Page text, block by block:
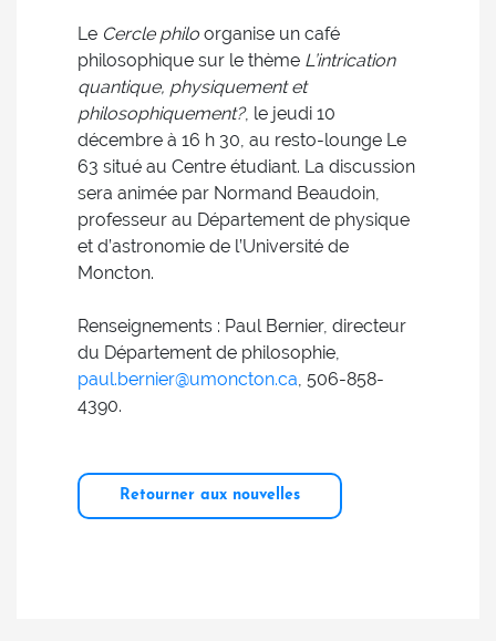
Le Cercle philo organise un café
philosophique sur le thème L’intrication
quantique, physiquement et
philosophiquement?, le jeudi 10
décembre à 16 h 30, au resto-lounge Le
63 situé au Centre étudiant. La discussion
sera animée par Normand Beaudoin,
professeur au Département de physique
et d’astronomie de l’Université de
Moncton.
Renseignements : Paul Bernier, directeur
du Département de philosophie,
paul.bernier@umoncton.ca, 506-858-
4390.
Retourner aux nouvelles